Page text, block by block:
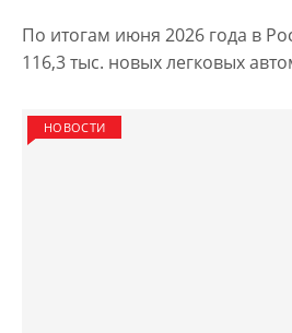
По итогам июня 2026 года в
116,3 тыс. новых легковых
НОВОСТИ